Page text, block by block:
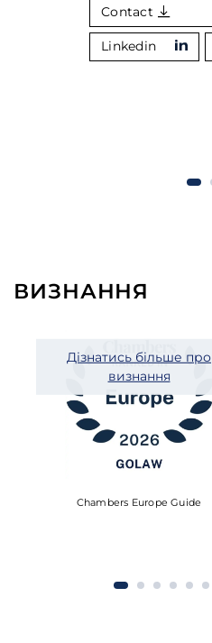
Contact
Linkedin
ВИЗНАННЯ
Chambers Europe Guide
Дізнатись більше про
визнання